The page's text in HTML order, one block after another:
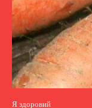
Я здоровий